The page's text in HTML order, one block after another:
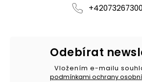
Odebírat
Vložením e-mailu
podmínkami ochrany